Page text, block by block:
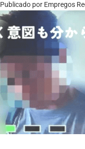
Publicado porEmpregos